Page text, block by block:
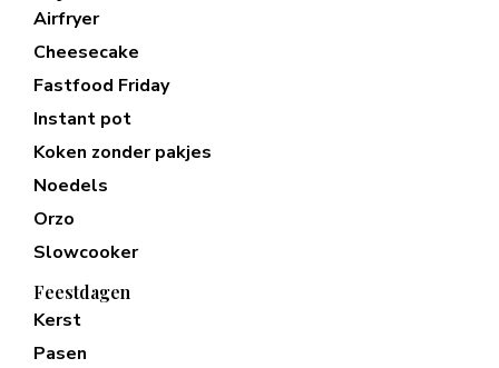
Airfryer
Cheesecake
Fastfood Friday
Instant pot
Koken zonder pakjes
Noedels
Orzo
Slowcooker
Feestdagen
Kerst
Pasen